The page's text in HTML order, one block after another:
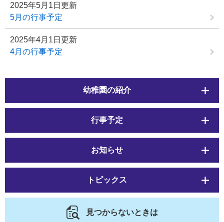
2025年5月1日更新
5月の行事予定
2025年4月1日更新
4月の行事予定
幼稚園の紹介
行事予定
お知らせ
トピックス
見つからないときは